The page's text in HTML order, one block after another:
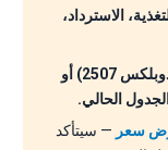
الاسترداد،
مهلة التسليم النموذجية: 6–8 أسابيع (سوبر دوبلكس 2507) أو
سعر — سيتأكد